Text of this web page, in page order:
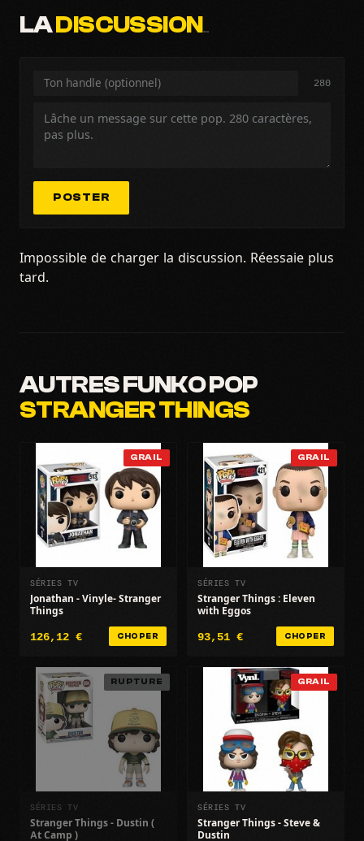
LADISCUSSION…
280
POSTER
Impossible de charger la discussion. Réessaie plus
tard.
AUTRES FUNKO POP
STRANGER THINGS
GRAIL
SÉRIES TV
Jonathan - Vinyle- Stranger
Things
126,12 € CHOPER
GRAIL
SÉRIES TV
Stranger Things : Eleven
with Eggos
93,51 € CHOPER
RUPTURE
SÉRIES TV
Stranger Things - Dustin (
At Camp )
GRAIL
SÉRIES TV
Stranger Things - Steve &
Dustin